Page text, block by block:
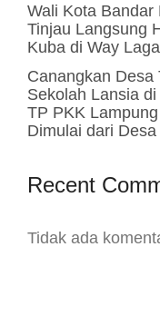
Wali Kota Bandar
Tinjau Langsung
Kuba di Way Laga
Canangkan Desa
Sekolah Lansia
TP PKK
Dimulai dari Desa
Recent
Tidak ada